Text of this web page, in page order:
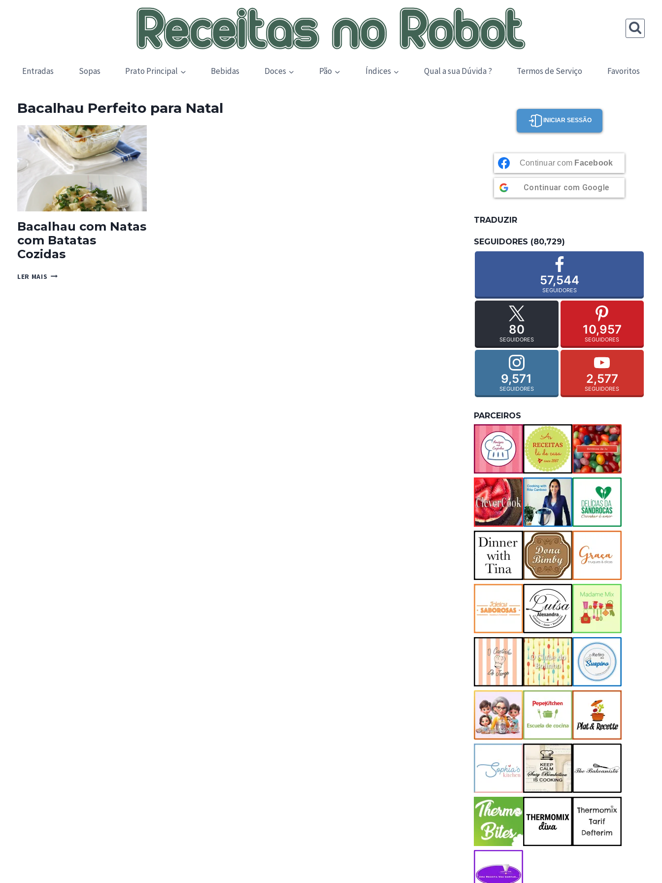
Entradas Sopas Prato Principal Bebidas Doces Pão Índices Qual a sua Dúvida ? Termos de Serviço Favoritos
Bacalhau Perfeito para Natal
Bacalhau com Natas
com Batatas
Cozidas
LER MAIS BACALHAU
INICIAR SESSÃO
Continuar com Facebook
Continuar com Google
TRADUZIR
SEGUIDORES (80,729)
57,544
SEGUIDORES
80
SEGUIDORES
10,957
SEGUIDORES
9,571
SEGUIDORES
2,577
SEGUIDORES
PARCEIROS